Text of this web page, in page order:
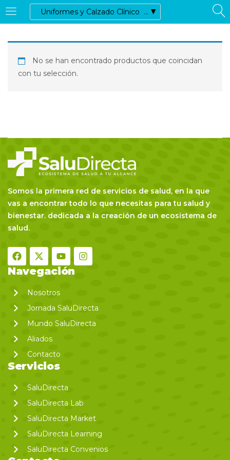
ACCEDER REGISTRARSE
Introduzca su nombre de usuario y contraseña para iniciar
sesión.
Recordarme
Acceder
Olvidó su contraseña
No se han encontrado productos que coincidan
con tu selección.
Somos la primera red de servicios de salud, en la que
vas a encontrar todo lo que necesitas para tu salud y
bienestar. dedicada a la creación de un ecosistema de
salud.
Navegación
Nosotros
Jornada SaluDirecta
Mundo SaluDirecta
Aliados
Contacto
Servicios
SaluDirecta
SaluDirecta Lab
SaluDirecta Market
SaluDirecta Learning
SaluDirecta Convenios